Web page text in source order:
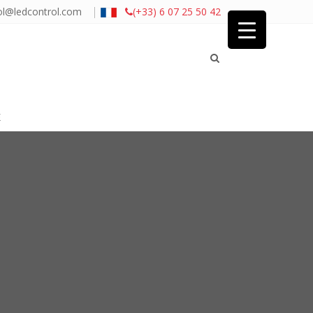
| (+33) 6 07 25 50 42